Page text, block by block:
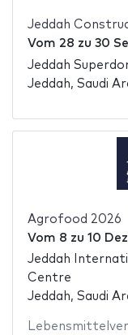
Jeddah
Vom 28 zu 30
Jeddah
Jeddah, Saudi
Agrofood 2026
Vom 8 zu 10
Jeddah
Centre
Jeddah, Saudi